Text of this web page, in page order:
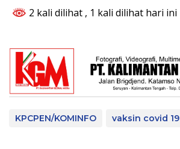
2 kali dilihat , 1 kali dilihat hari ini
KPCPEN/KOMINFO vaksin covid 19